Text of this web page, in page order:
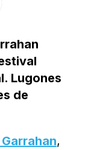
Lugones
de
,